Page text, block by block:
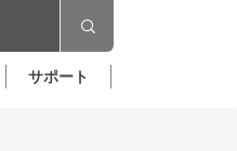
サポート